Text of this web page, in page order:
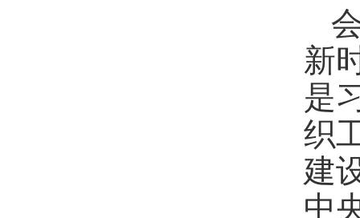
新
是
织
建
中